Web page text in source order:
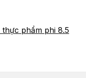
phẩm phi 8.5